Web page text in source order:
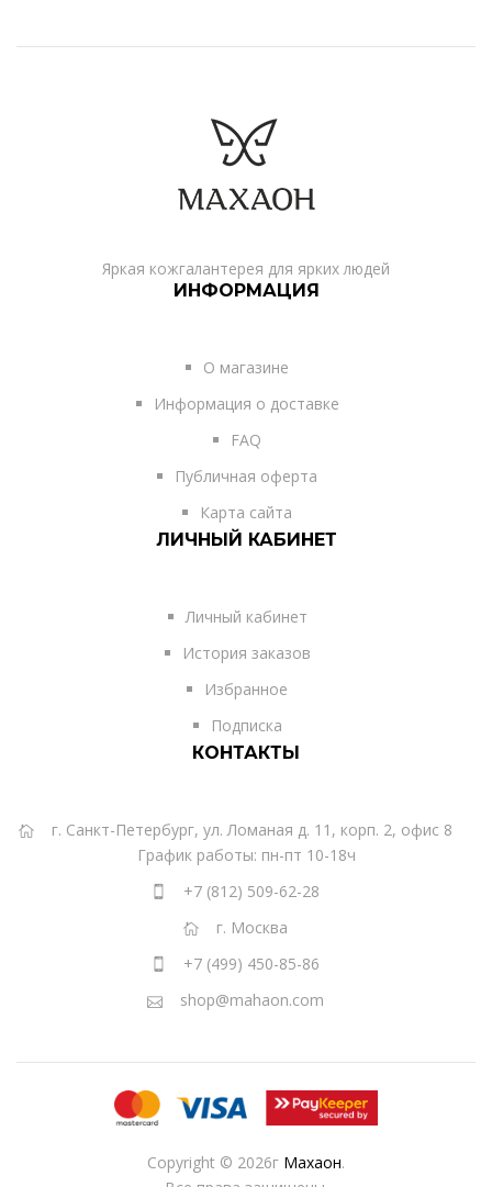
Яркая кожгалантерея для ярких людей
ИНФОРМАЦИЯ
О магазине
Информация о доставке
FAQ
Публичная оферта
Карта сайта
ЛИЧНЫЙ КАБИНЕТ
Личный кабинет
История заказов
Избранное
Подписка
КОНТАКТЫ
г. Санкт-Петербург, ул. Ломаная д. 11, корп. 2, офис 8
График работы: пн-пт 10-18ч
+7 (812) 509-62-28
г. Москва
+7 (499) 450-85-86
shop@mahaon.com
Copyright © 2026г Махаон.